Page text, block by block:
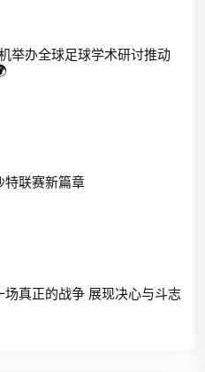
举办全球足球学术研讨推动
特联赛新篇章
真正的战争 展现决心与斗志